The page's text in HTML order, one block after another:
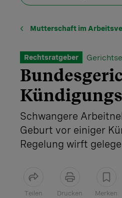
Mutterschaft im
Rechtsratgeber
Schwangere
Geburt vor einiger
Regelung wirft
Teilen Drucken Merken